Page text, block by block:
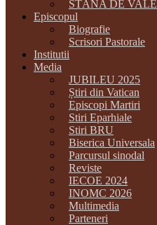
STÂNA DE VALE
Episcopul
Biografie
Scrisori Pastorale
Institutii
Media
JUBILEU 2025
Știri din Vatican
Episcopi Martiri
Stiri Eparhiale
Stiri BRU
Biserica Universala
Parcursul sinodal
Reviste
IECOE 2024
INOMC 2026
Multimedia
Parteneri